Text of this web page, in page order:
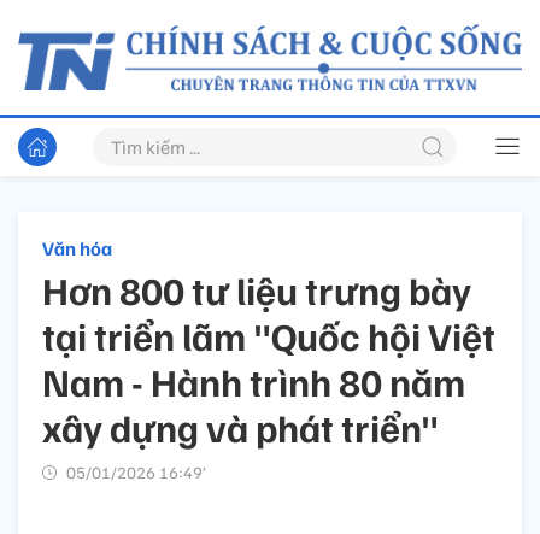
Văn hóa
Hơn 800 tư liệu trưng bày
tại triển lãm "Quốc hội Việt
Nam - Hành trình 80 năm
xây dựng và phát triển"
05/01/2026 16:49’